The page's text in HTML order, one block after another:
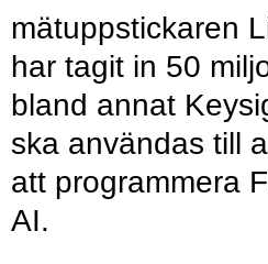
mätuppstickaren
har tagit in 50
bland annat
ska användas till
att programmera
AI.